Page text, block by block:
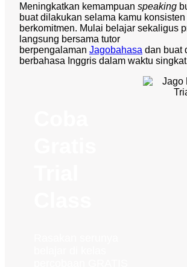
Meningkatkan kemampuan speaking
buat dilakukan selama kamu konsisten
berkomitmen. Mulai belajar sekaligus
langsung bersama tutor
berpengalaman Jagobahasa dan buat
berbahasa Inggris dalam waktu